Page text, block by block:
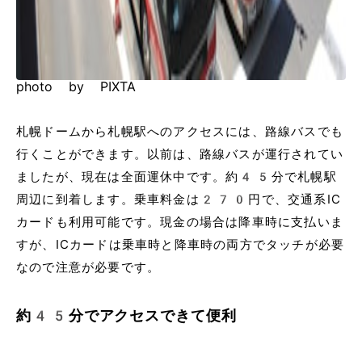
photo by PIXTA
札幌ドームから札幌駅へのアクセスには、路線バスでも
行くことができます。以前は、路線バスが運行されてい
ましたが、現在は全面運休中です。約45分で札幌駅
周辺に到着します。乗車料金は270円で、交通系IC
カードも利用可能です。現金の場合は降車時に支払いま
すが、ICカードは乗車時と降車時の両方でタッチが必要
なので注意が必要です。
約45分でアクセスできて便利